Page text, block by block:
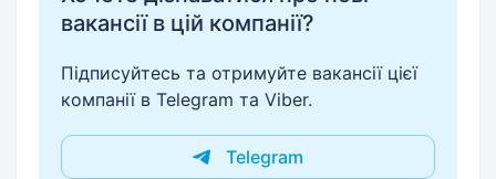
вакансії в цій компанії?
Підписуйтесь та отримуйте вакансії цієї
компанії в Telegram та Viber.
Telegram